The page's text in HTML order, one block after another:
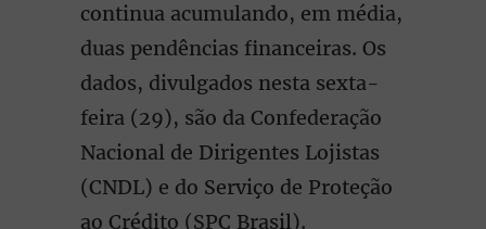
continua acumulando, em média,
duas pendências financeiras. Os
dados, divulgados nesta sexta-
feira (29), são da Confederação
Nacional de Dirigentes Lojistas
(CNDL) e do Serviço de Proteção
ao Crédito (SPC Brasil).